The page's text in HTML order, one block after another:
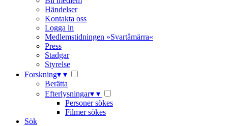
Händelser
Kontakta oss
Logga in
Medlemstidningen »Svartåmärra«
Press
Stadgar
Styrelse
Forskning▾ ▾
Berätta
Efterlysningar▾ ▾
Personer sökes
Filmer sökes
Sök